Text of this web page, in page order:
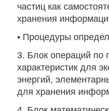
частиц как
хранения
• Процедуры
3. Блок операций по
характеристик для
энергий,
для хранения